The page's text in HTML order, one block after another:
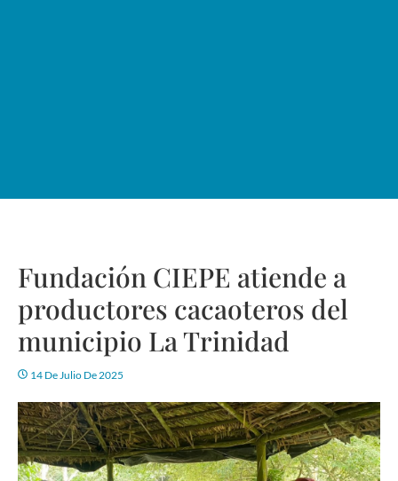
Fundación CIEPE atiende a
productores cacaoteros del
municipio La Trinidad
14 De Julio De 2025